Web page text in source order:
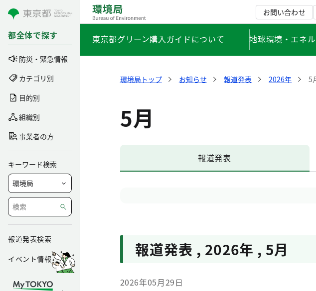
コンテンツにスキップ
都全体で探す
防災・緊急情報
カテゴリ別
目的別
組織別
事業者の方
キーワード検索
報道発表検索
イベント情報
お問い合わせ
東京都グリーン購入ガイドについて 地球環境・エネ
環境局トップ お知らせ 報道発表 2026年 5
5月
報道発表
報道発表 , 2026年 , 5月
2026年05月29日